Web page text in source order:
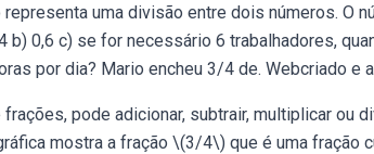
uma divisão entre dois números. O
b) 0,6 c) se for necessário 6 trabalhadores,
por dia? Mario encheu 3/4 de. Webcriado e
pode adicionar, subtrair, multiplicar ou
mostra a fração \(3/4\) que é uma fração